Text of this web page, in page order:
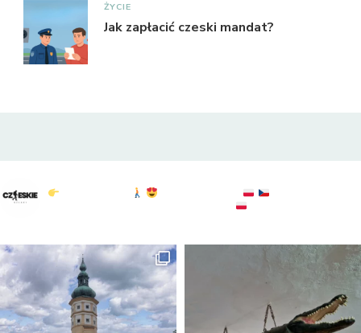
ŻYCIE
Jak zapłacić czeski mandat?